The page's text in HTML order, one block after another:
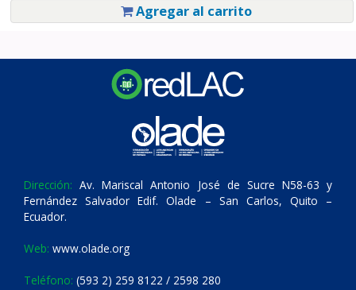
Agregar al carrito
Dirección: Av. Mariscal Antonio José de Sucre N58-63 y
Fernández Salvador Edif. Olade – San Carlos, Quito –
Ecuador.
Web: www.olade.org
Teléfono: (593 2) 259 8122 / 2598 280